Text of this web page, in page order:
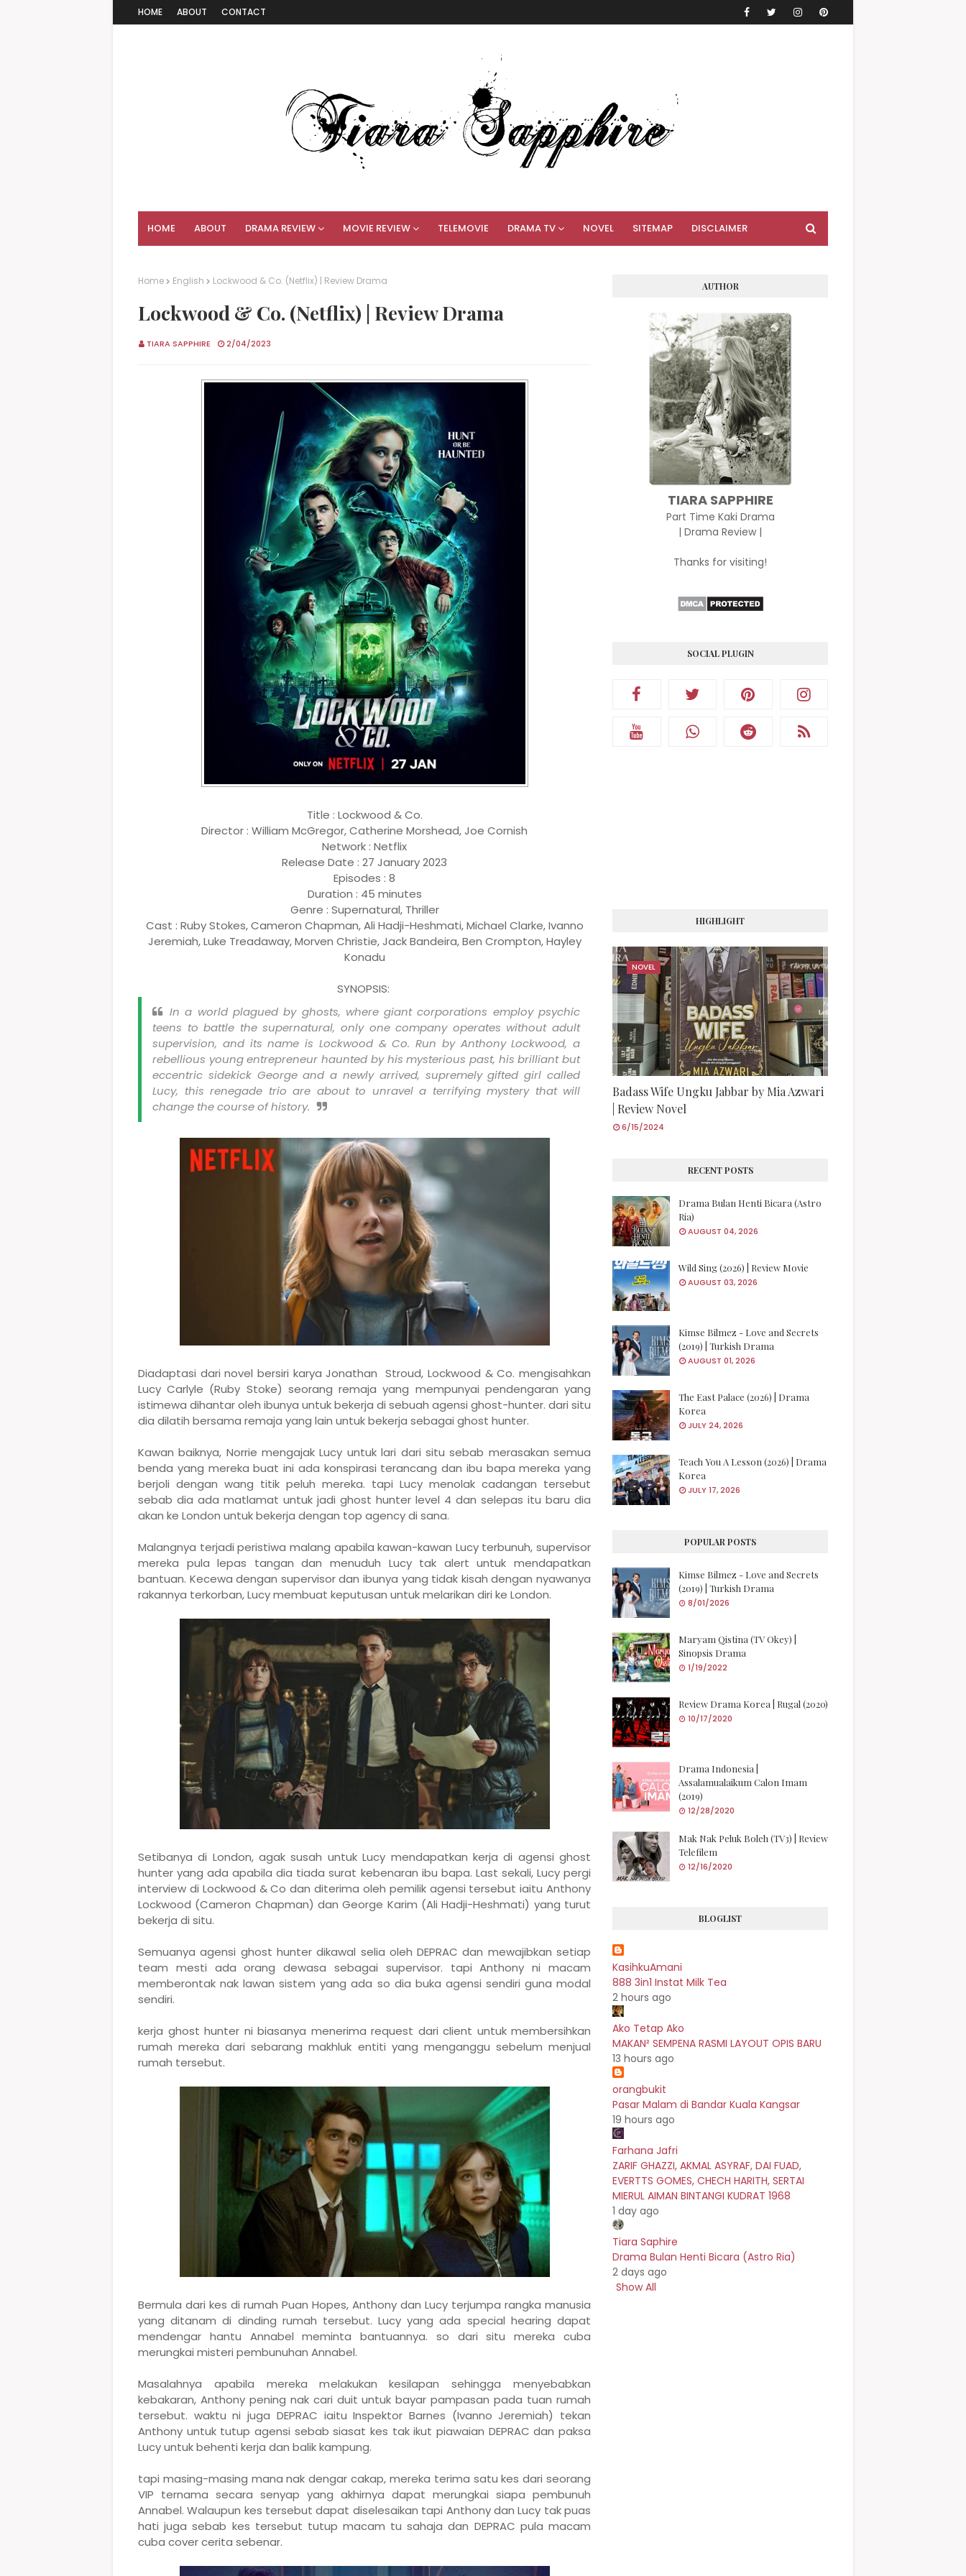
HOME ABOUT CONTACT
HOME ABOUT DRAMA REVIEW MOVIE REVIEW TELEMOVIE DRAMA TV NOVEL SITEMAP DISCLAIMER
Home English Lockwood & Co. (Netflix) | Review Drama
Lockwood & Co. (Netflix) | Review Drama
TIARA SAPPHIRE 2/04/2023
Title : Lockwood & Co.
Director : William McGregor, Catherine Morshead, Joe Cornish
Network : Netflix
Release Date : 27 January 2023
Episodes : 8
Duration : 45 minutes
Genre : Supernatural, Thriller
Cast : Ruby Stokes, Cameron Chapman, Ali Hadji-Heshmati, Michael Clarke, Ivanno
Jeremiah, Luke Treadaway, Morven Christie, Jack Bandeira, Ben Crompton, Hayley
Konadu
SYNOPSIS:
In a world plagued by ghosts, where giant corporations employ psychic
teens to battle the supernatural, only one company operates without adult
supervision, and its name is Lockwood & Co. Run by Anthony Lockwood, a
rebellious young entrepreneur haunted by his mysterious past, his brilliant but
eccentric sidekick George and a newly arrived, supremely gifted girl called
Lucy, this renegade trio are about to unravel a terrifying mystery that will
change the course of history.
Diadaptasi dari novel bersiri karya Jonathan Stroud, Lockwood & Co. mengisahkan
Lucy Carlyle (Ruby Stoke) seorang remaja yang mempunyai pendengaran yang
istimewa dihantar oleh ibunya untuk bekerja di sebuah agensi ghost-hunter. dari situ
dia dilatih bersama remaja yang lain untuk bekerja sebagai ghost hunter.
Kawan baiknya, Norrie mengajak Lucy untuk lari dari situ sebab merasakan semua
benda yang mereka buat ini ada konspirasi terancang dan ibu bapa mereka yang
berjoli dengan wang titik peluh mereka. tapi Lucy menolak cadangan tersebut
sebab dia ada matlamat untuk jadi ghost hunter level 4 dan selepas itu baru dia
akan ke London untuk bekerja dengan top agency di sana.
Malangnya terjadi peristiwa malang apabila kawan-kawan Lucy terbunuh, supervisor
mereka pula lepas tangan dan menuduh Lucy tak alert untuk mendapatkan
bantuan. Kecewa dengan supervisor dan ibunya yang tidak kisah dengan nyawanya
rakannya terkorban, Lucy membuat keputusan untuk melarikan diri ke London.
Setibanya di London, agak susah untuk Lucy mendapatkan kerja di agensi ghost
hunter yang ada apabila dia tiada surat kebenaran ibu bapa. Last sekali, Lucy pergi
interview di Lockwood & Co dan diterima oleh pemilik agensi tersebut iaitu Anthony
Lockwood (Cameron Chapman) dan George Karim (Ali Hadji-Heshmati) yang turut
bekerja di situ.
Semuanya agensi ghost hunter dikawal selia oleh DEPRAC dan mewajibkan setiap
team mesti ada orang dewasa sebagai supervisor. tapi Anthony ni macam
memberontak nak lawan sistem yang ada so dia buka agensi sendiri guna modal
sendiri.
kerja ghost hunter ni biasanya menerima request dari client untuk membersihkan
rumah mereka dari sebarang makhluk entiti yang menganggu sebelum menjual
rumah tersebut.
Bermula dari kes di rumah Puan Hopes, Anthony dan Lucy terjumpa rangka manusia
yang ditanam di dinding rumah tersebut. Lucy yang ada special hearing dapat
mendengar hantu Annabel meminta bantuannya. so dari situ mereka cuba
merungkai misteri pembunuhan Annabel.
Masalahnya apabila mereka melakukan kesilapan sehingga menyebabkan
kebakaran, Anthony pening nak cari duit untuk bayar pampasan pada tuan rumah
tersebut. waktu ni juga DEPRAC iaitu Inspektor Barnes (Ivanno Jeremiah) tekan
Anthony untuk tutup agensi sebab siasat kes tak ikut piawaian DEPRAC dan paksa
Lucy untuk behenti kerja dan balik kampung.
tapi masing-masing mana nak dengar cakap, mereka terima satu kes dari seorang
VIP ternama secara senyap yang akhirnya dapat merungkai siapa pembunuh
Annabel. Walaupun kes tersebut dapat diselesaikan tapi Anthony dan Lucy tak puas
hati juga sebab kes tersebut tutup macam tu sahaja dan DEPRAC pula macam
cuba cover cerita sebenar.
AUTHOR
TIARA SAPPHIRE
Part Time Kaki Drama
| Drama Review |
Thanks for visiting!
SOCIAL PLUGIN
HIGHLIGHT
NOVEL
Badass Wife Ungku Jabbar by Mia Azwari
| Review Novel
6/15/2024
RECENT POSTS
Drama Bulan Henti Bicara (Astro
Ria)
AUGUST 04, 2026
Wild Sing (2026) | Review Movie
AUGUST 03, 2026
Kimse Bilmez - Love and Secrets
(2019) | Turkish Drama
AUGUST 01, 2026
The East Palace (2026) | Drama
Korea
JULY 24, 2026
Teach You A Lesson (2026) | Drama
Korea
JULY 17, 2026
POPULAR POSTS
Kimse Bilmez - Love and Secrets
(2019) | Turkish Drama
8/01/2026
Maryam Qistina (TV Okey) |
Sinopsis Drama
1/19/2022
Review Drama Korea | Rugal (2020)
10/17/2020
Drama Indonesia |
Assalamualaikum Calon Imam
(2019)
12/28/2020
Mak Nak Peluk Boleh (TV3) | Review
Telefilem
12/16/2020
BLOGLIST
KasihkuAmani
888 3in1 Instat Milk Tea
2 hours ago
Ako Tetap Ako
MAKAN² SEMPENA RASMI LAYOUT OPIS BARU
13 hours ago
orangbukit
Pasar Malam di Bandar Kuala Kangsar
19 hours ago
Farhana Jafri
ZARIF GHAZZI, AKMAL ASYRAF, DAI FUAD,
EVERTTS GOMES, CHECH HARITH, SERTAI
MIERUL AIMAN BINTANGI KUDRAT 1968
1 day ago
Tiara Saphire
Drama Bulan Henti Bicara (Astro Ria)
2 days ago
Show All